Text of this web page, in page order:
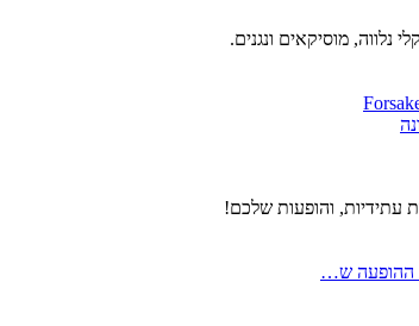
נלווה, מוסיקאים ונגנים.
עתידיות, והופעות שלכם!